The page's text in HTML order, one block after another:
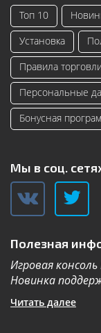
Топ 10
Установка
Правила
Персональные
Бонусная
Мы в соц.
Полезная
Игровая
Новинка
Читать далее